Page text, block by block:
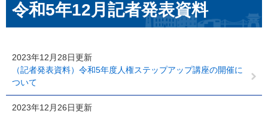
文令和5年12月記者発表資料
2023年12月28日更新
（記者発表資料）令和5年度人権ステップアップ講座の開催に
ついて
2023年12月26日更新